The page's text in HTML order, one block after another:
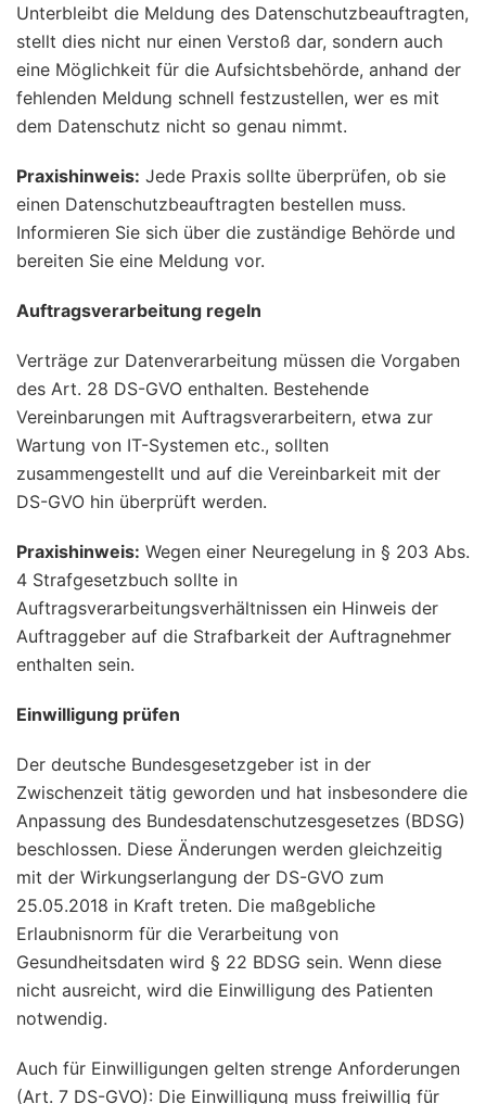
Unterbleibt die Meldung des Datenschutzbeauftragten,
stellt dies nicht nur einen Verstoß dar, sondern auch
eine Möglichkeit für die Aufsichtsbehörde, anhand der
fehlenden Meldung schnell festzustellen, wer es mit
dem Datenschutz nicht so genau nimmt.
Praxishinweis: Jede Praxis sollte überprüfen, ob sie
einen Datenschutzbeauftragten bestellen muss.
Informieren Sie sich über die zuständige Behörde und
bereiten Sie eine Meldung vor.
Auftragsverarbeitung regeln
Verträge zur Datenverarbeitung müssen die Vorgaben
des Art. 28 DS-GVO enthalten. Bestehende
Vereinbarungen mit Auftragsverarbeitern, etwa zur
Wartung von IT-Systemen etc., sollten
zusammengestellt und auf die Vereinbarkeit mit der
DS-GVO hin überprüft werden.
Praxishinweis: Wegen einer Neuregelung in § 203 Abs.
4 Strafgesetzbuch sollte in
Auftragsverarbeitungsverhältnissen ein Hinweis der
Auftraggeber auf die Strafbarkeit der Auftragnehmer
enthalten sein.
Einwilligung prüfen
Der deutsche Bundesgesetzgeber ist in der
Zwischenzeit tätig geworden und hat insbesondere die
Anpassung des Bundesdatenschutzesgesetzes (BDSG)
beschlossen. Diese Änderungen werden gleichzeitig
mit der Wirkungserlangung der DS-GVO zum
25.05.2018 in Kraft treten. Die maßgebliche
Erlaubnisnorm für die Verarbeitung von
Gesundheitsdaten wird § 22 BDSG sein. Wenn diese
nicht ausreicht, wird die Einwilligung des Patienten
notwendig.
Auch für Einwilligungen gelten strenge Anforderungen
(Art. 7 DS-GVO): Die Einwilligung muss freiwillig für